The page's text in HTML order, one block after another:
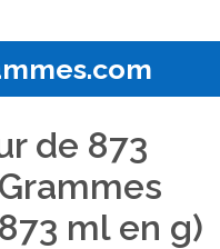
de 873
ml en g)